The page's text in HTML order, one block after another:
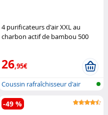
4 purificateurs d'air XXL au
charbon actif de bambou 500
26,95€
Coussin rafraîchisseur d'air
avec c...
-49 %